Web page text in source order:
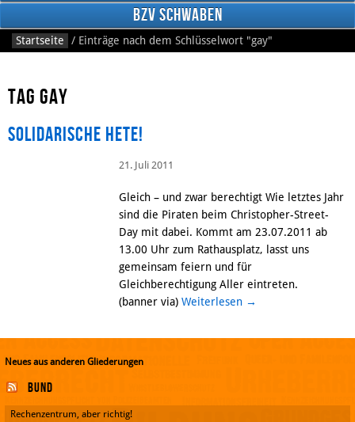
BzV Schwaben
Startseite / Einträge nach dem Schlüsselwort "gay"
Tag gay
Solidarische Hete!
21. Juli 2011
Gleich – und zwar berechtigt Wie letztes Jahr
sind die Piraten beim Christopher-Street-
Day mit dabei. Kommt am 23.07.2011 ab
13.00 Uhr zum Rathausplatz, lasst uns
gemeinsam feiern und für
Gleichberechtigung Aller eintreten.
(banner via) Weiterlesen →
Neues aus anderen Gliederungen
Bund
Rechenzentrum, aber richtig!